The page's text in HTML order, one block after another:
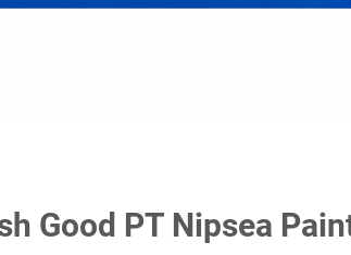
Good PT Nipsea